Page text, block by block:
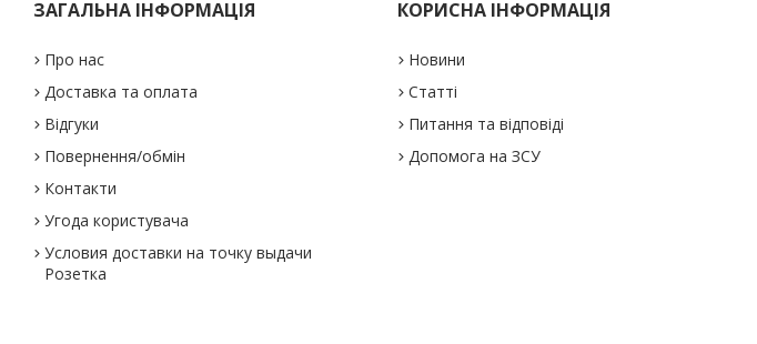
ЗАГАЛЬНА ІНФОРМАЦІЯ
Про нас
Доставка та оплата
Відгуки
Повернення/обмін
Контакти
Угода користувача
Условия доставки на точку выдачи
Розетка
КОРИСНА ІНФОРМАЦІЯ
Новини
Статті
Питання та відповіді
Допомога на ЗСУ